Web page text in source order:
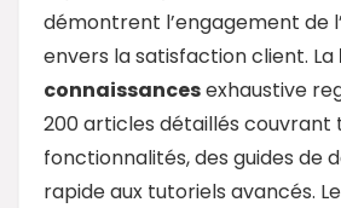
démontrent l’engagement de
envers la satisfaction client. La
connaissancesexhaustive
200 articles détaillés couvrant
fonctionnalités, des guides de
rapide aux tutoriels avancés.